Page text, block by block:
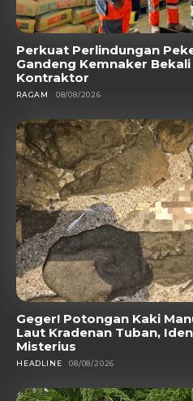
Perkuat Perlindungan
Gandeng Kemnaker
Kontraktor
RAGAM 08/08/2026
Geger! Potongan Kaki
Laut Kradenan Tuban,
Misterius
HEADLINE 08/08/2026